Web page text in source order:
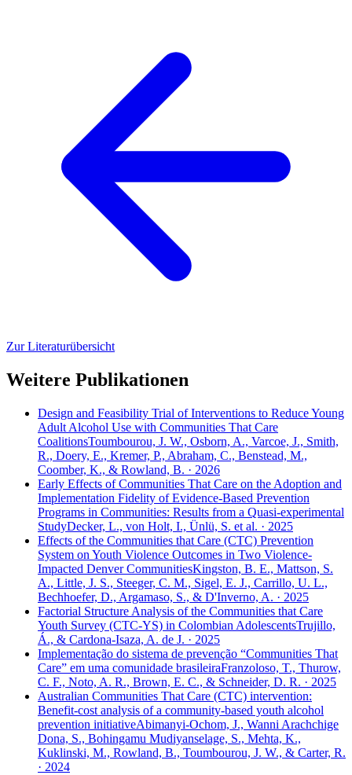
Zur Literaturübersicht
Weitere Publikationen
Design and Feasibility Trial of Interventions to Reduce Young
Adult Alcohol Use with Communities That Care
CoalitionsToumbourou, J. W., Osborn, A., Varcoe, J., Smith,
R., Doery, E., Kremer, P., Abraham, C., Benstead, M.,
Coomber, K., & Rowland, B. · 2026
Early Effects of Communities That Care on the Adoption and
Implementation Fidelity of Evidence-Based Prevention
Programs in Communities: Results from a Quasi-experimental
StudyDecker, L., von Holt, I., Ünlü, S. et al. · 2025
Effects of the Communities that Care (CTC) Prevention
System on Youth Violence Outcomes in Two Violence-
Impacted Denver CommunitiesKingston, B. E., Mattson, S.
A., Little, J. S., Steeger, C. M., Sigel, E. J., Carrillo, U. L.,
Bechhoefer, D., Argamaso, S., & D'Inverno, A. · 2025
Factorial Structure Analysis of the Communities that Care
Youth Survey (CTC-YS) in Colombian AdolescentsTrujillo,
Á., & Cardona-Isaza, A. de J. · 2025
Implementação do sistema de prevenção “Communities That
Care” em uma comunidade brasileiraFranzoloso, T., Thurow,
C. F., Noto, A. R., Brown, E. C., & Schneider, D. R. · 2025
Australian Communities That Care (CTC) intervention:
Benefit-cost analysis of a community-based youth alcohol
prevention initiativeAbimanyi-Ochom, J., Wanni Arachchige
Dona, S., Bohingamu Mudiyanselage, S., Mehta, K.,
Kuklinski, M., Rowland, B., Toumbourou, J. W., & Carter, R.
· 2024